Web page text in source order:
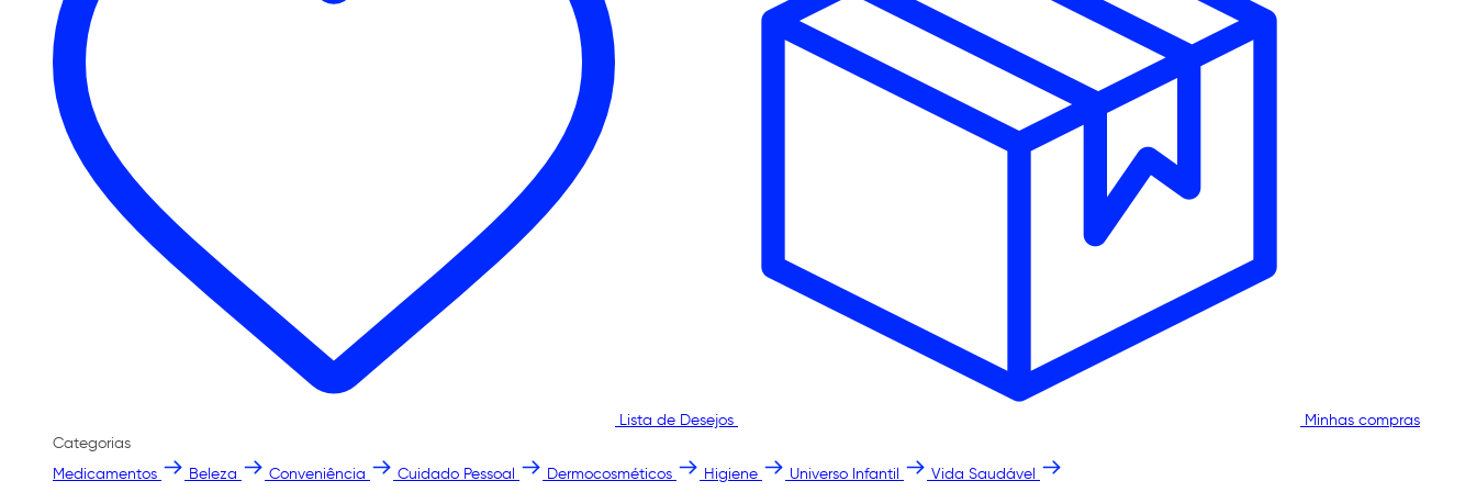
Lista de Desejos
Minhas compras
Categorias
Medicamentos
Beleza Conveniência Cuidado Pessoal Dermocosméticos Higiene Universo Infantil Vida Saudável